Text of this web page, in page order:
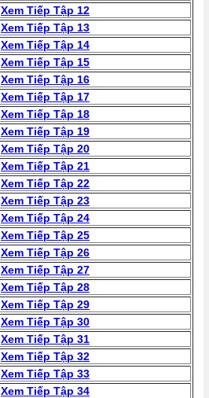
Xem Tiếp Tập 12
Xem Tiếp Tập 13
Xem Tiếp Tập 14
Xem Tiếp Tập 15
Xem Tiếp Tập 16
Xem Tiếp Tập 17
Xem Tiếp Tập 18
Xem Tiếp Tập 19
Xem Tiếp Tập 20
Xem Tiếp Tập 21
Xem Tiếp Tập 22
Xem Tiếp Tập 23
Xem Tiếp Tập 24
Xem Tiếp Tập 25
Xem Tiếp Tập 26
Xem Tiếp Tập 27
Xem Tiếp Tập 28
Xem Tiếp Tập 29
Xem Tiếp Tập 30
Xem Tiếp Tập 31
Xem Tiếp Tập 32
Xem Tiếp Tập 33
Xem Tiếp Tập 34